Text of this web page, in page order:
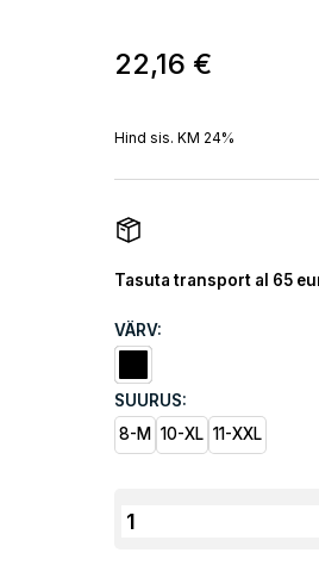
22,16 €
Hind sis. KM 24%
Tasuta transport al 65
VÄRV:
SUURUS:
8-M
10-XL 11-XXL
JM